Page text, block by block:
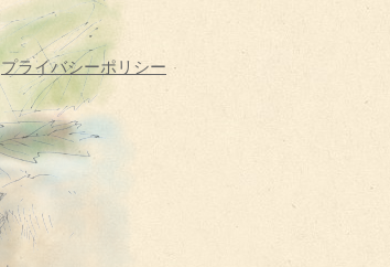
プライバシーポリシー